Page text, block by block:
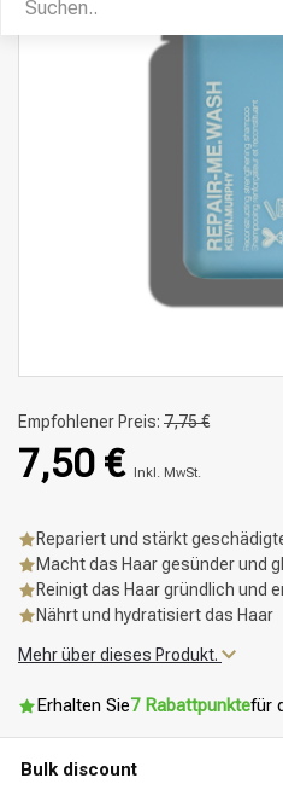
Empfohlener Preis: 7,75 €
7,50 € Inkl. MwSt.
Repariert und stärkt
Macht das Haar gesünder und
Reinigt das Haar gründlich und
Nährt und hydratisiert das Haar
Mehr über dieses Produkt.
Erhalten Sie7 Rabattpunktefür
Bulk discount